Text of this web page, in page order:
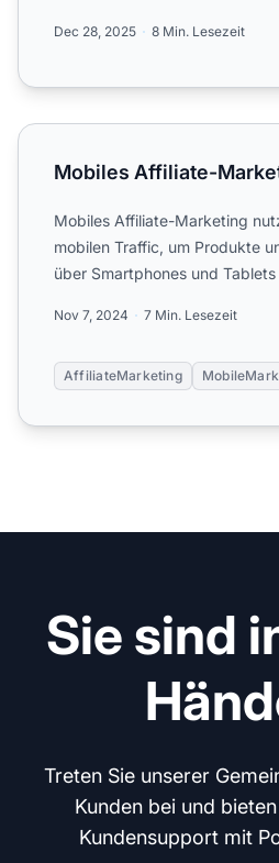
Dec 28, 2025 8 Min. Lesezeit
Mobiles Affiliate-Marketing
Mobiles Affiliate-
Mobiles Affiliate-Marketing
mobilen Traffic, um Produkte
über Smartphones und
Nov 7, 2024 7 Min. Lesezeit
AffiliateMarketing
Sie sind
Treten Sie unserer
Kunden bei und
Kundensupport mit